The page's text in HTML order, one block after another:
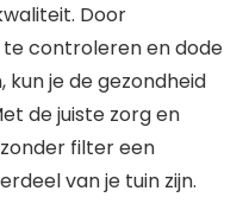
Door
controleren en dode
je de gezondheid
de juiste zorg en
filter een
van je tuin zijn.